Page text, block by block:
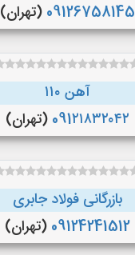
09126758145 (تهران)
آهن ۱۱۰
091۲۱۸۳۲۰۴۲ (تهران)
بازرگانی فولاد جابری
09124241512 (تهران)